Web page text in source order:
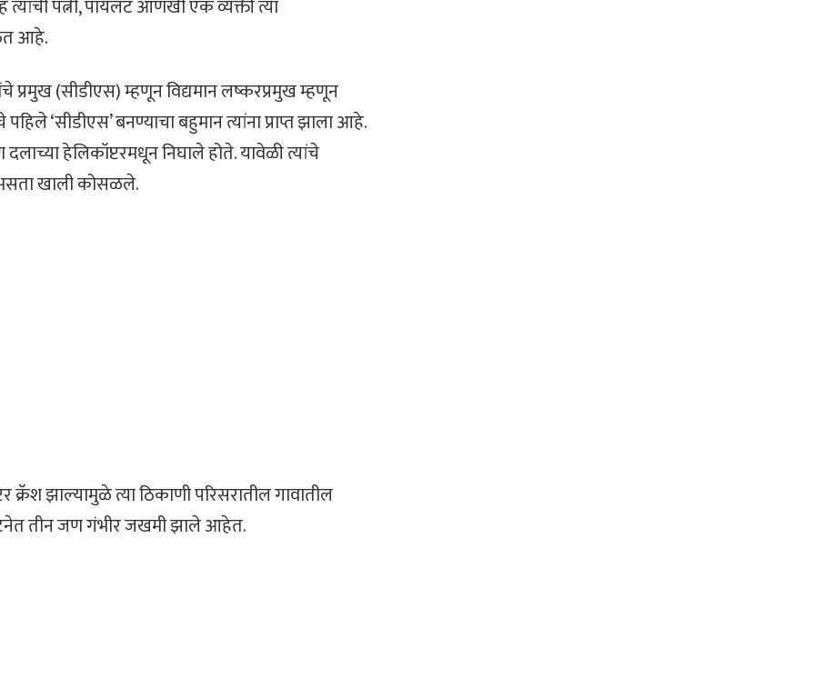
त्यांची पत्नी, पायलट आणखी एक व्यक्ती त्या
आहे.
(सीडीएस) म्हणून विद्यमान लष्करप्रमुख म्हणून
‘सीडीएस’ बनण्याचा बहुमान त्यांना प्राप्त झाला आहे.
हेलिकॉप्टरमधून निघाले होते. यावेळी त्यांचे
खाली कोसळले.
झाल्यामुळे त्या ठिकाणी परिसरातील गावातील
तीन जण गंभीर जखमी झाले आहेत.